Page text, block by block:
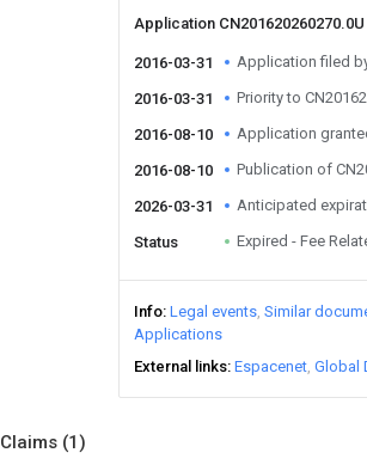
Application
2016-03-31 Application filed
2016-03-31 Priority to
2016-08-10 Application
2016-08-10 Publication of
2026-03-31 Anticipated
Status Expired - Fee
Info Legal events Similar
Applications
External links Espacenet Global
Claims (1)